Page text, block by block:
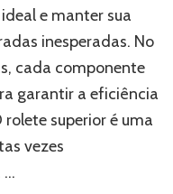
e manter sua
inesperadas. No
cada componente
garantir a eficiência
superior é uma
vezes
…